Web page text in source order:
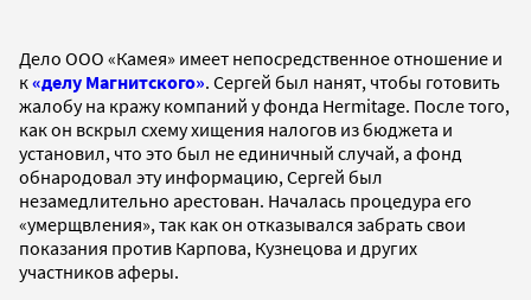
Дело ООО «Камея» имеет непосредственное отношение и
к«делу Магнитского». Сергей был нанят, чтобы готовить
жалобу на кражу компаний у фонда Hermitage. После того,
как он вскрыл схему хищения налогов из бюджета и
установил, что это был не единичный случай, а фонд
обнародовал эту информацию, Сергей был
незамедлительно арестован. Началась процедура его
«умерщвления», так как он отказывался забрать свои
показания против Карпова, Кузнецова и других
участников аферы.